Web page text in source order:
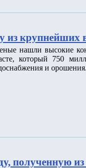
из крупнейших
нашли высокие
который 750
и орошения.
полученную